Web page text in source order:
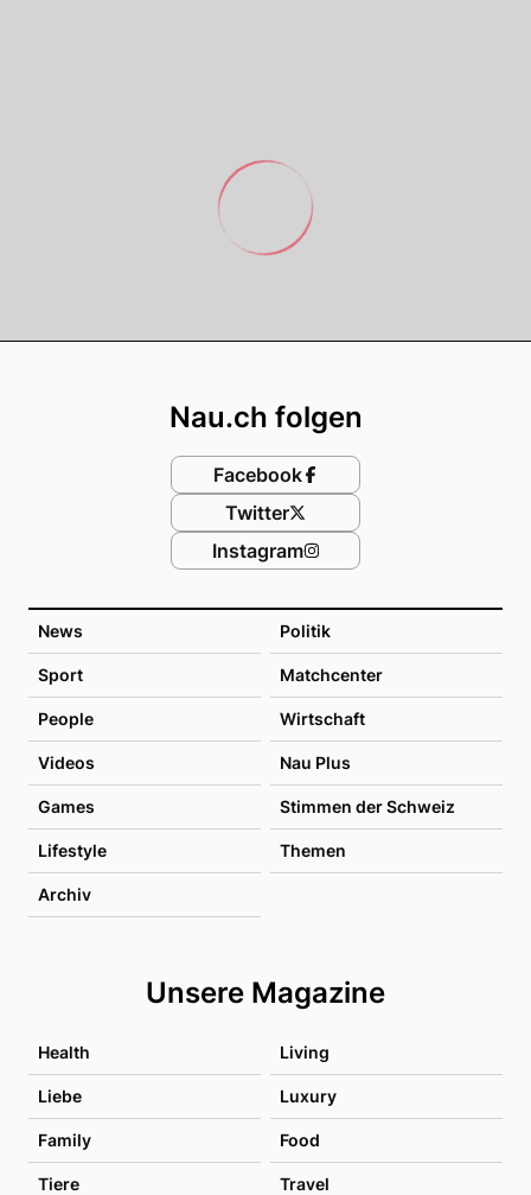
News Politik
Sport Matchcenter
People Wirtschaft
Videos Nau Plus
Games Stimmen der Schweiz
Lifestyle Themen
Archiv
Unsere Magazine
Health Living
Liebe Luxury
Family Food
Tiere Travel
Nau.ch folgen
Facebook
Twitter
Instagram